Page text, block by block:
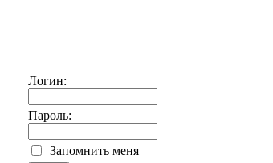
Логин:
Пароль:
Запомнить меня